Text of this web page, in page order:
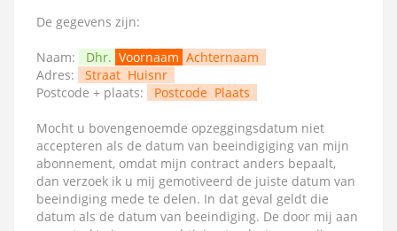
De gegevens zijn:
Naam: Dhr. Voornaam Achternaam
Adres:
Straat Huisnr
Postcode + plaats:
Postcode Plaats
Mocht u bovengenoemde opzeggingsdatum niet
accepteren als de datum van beeindigiging van mijn
abonnement, omdat mijn contract anders bepaalt,
dan verzoek ik u mij gemotiveerd de juiste datum van
beeindiging mede te delen. In dat geval geldt die
datum als de datum van beeindiging. De door mij aan